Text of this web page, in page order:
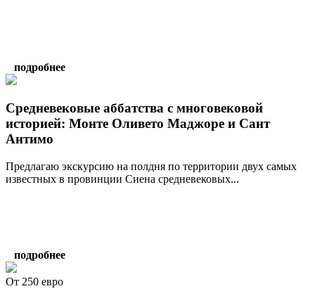
подробнее
Средневековые аббатства с многовековой
историей: Монте Оливето Маджоре и Сант
Антимо
Предлагаю экскурсию на полдня по территории двух самых
известных в провинции Сиена средневековых...
подробнее
От 250 евро